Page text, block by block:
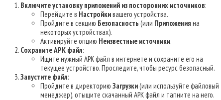
Включите установку приложений из посторонних источников:
Перейдите в Настройкивашего устройства.
Пройдите в секцию Безопасность (или Приложения на
некоторых устройствах).
Активируйте опцию Неизвестные источники.
Сохраните APK файл:
Ищите нужный APK файл в интернете и сохраните его на
текущее устройство. Проследите, чтобы ресурс безопасный.
Запустите файл:
Пройдите в директорию Загрузки(или используйте файловый
менеджер), отыщите скачанный APK файл и тапните на него.